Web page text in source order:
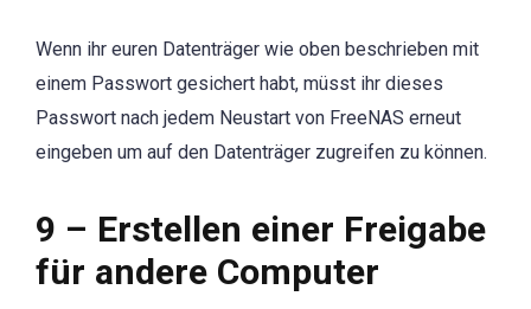
Wenn ihr euren Datenträger wie oben beschrieben mit
einem Passwort gesichert habt, müsst ihr dieses
Passwort nach jedem Neustart von FreeNAS erneut
eingeben um auf den Datenträger zugreifen zu können.
9 – Erstellen einer Freigabe
für andere Computer